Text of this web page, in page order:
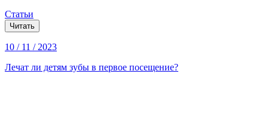
Статьи
Читать
10 / 11 / 2023
Лечат ли детям зубы в первое посещение?